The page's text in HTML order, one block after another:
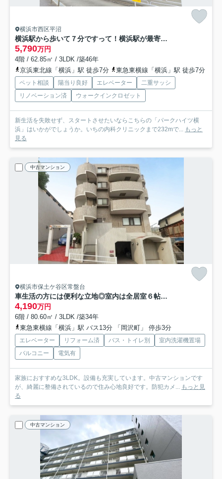
横浜市西区平沼
横浜駅から歩いて７分ですって！横浜駅が最寄りって、神奈川の最上級って感じがします！みなとみらいとはちょっと違うヨコハマって感じがちょっとイイ！！『パークハイツ横浜』リノベーション
5,790万円
4階 / 62.85㎡ / 3LDK /築46年
京浜東北線「横浜」駅 徒歩7分
東急東横線「横浜」駅 徒歩7分
ペット相談 陽当り良好 エレベーター
二重サッシ
リノベーション済
ウォークインクロゼット
新生活を失敗せず、スタートさせたいならこちらの「パークハイツ横
浜」はいかがでしょうか。いちの内科クリニックまで232mで...
もっと
見る
中古マンション
横浜市保土ケ谷区常盤台
車生活の方には便利な立地◎室内は全居室６帖以上あるのでどの部屋も使いやすいのがGOOD☆最上階の眺望は言わずもがな、開けててきもちぃぃ♪な『ライオンズマンション横浜常盤台』リフォーム
4,190万円
6階 / 80.60㎡ / 3LDK /築34年
東急東横線「横浜」駅 バス13分 「岡沢町」 停歩3分
エレベーター リフォーム済 バス・トイレ別
室内洗濯機置場
バルコニー
電気有
家族におすすめな3LDK。設備も充実しています。中古マンションです
が、綺麗に整備されているので住み心地良好です。防犯カメ...
もっと見
る
中古マンション